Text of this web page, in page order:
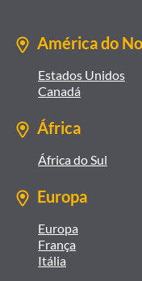
América do
Estados Unidos
Canadá
África
África do Sul
Europa
Europa
França
Itália